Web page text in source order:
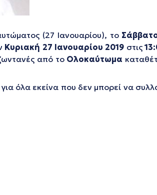
(27 Ιανουαρίου), το
Κυριακή 27 Ιανουαρίου 2019 στις
από το Ολοκαύτωμα
όλα εκείνα που δεν μπορεί να